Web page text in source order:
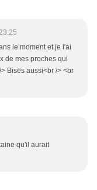
le moment et je l'ai
de mes proches qui
Bises aussi<br /> <br
qu'il aurait